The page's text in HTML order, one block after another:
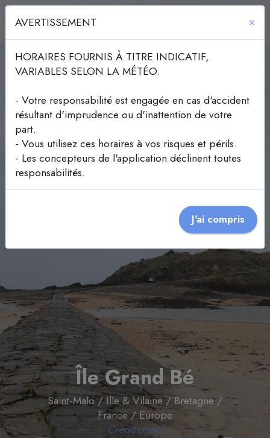
Tidal-Island | Île Grand Bé
Île Grand Bé
Saint-Malo / Ille & Vilaine / Bretagne /
France / Europe
Crédit photo
Île Grand Bé
Saint-Malo / Ille & Vilaine / Bretagne /
France / Europe
Crédit photo
AVERTISSEMENT ×
HORAIRES FOURNIS À TITRE INDICATIF,
VARIABLES SELON LA MÉTÉO.
- Votre responsabilité est engagée en cas d'accident
résultant d'imprudence ou d'inattention de votre
part.
- Vous utilisez ces horaires à vos risques et périls.
- Les concepteurs de l'application déclinent toutes
responsabilités.
J'ai compris